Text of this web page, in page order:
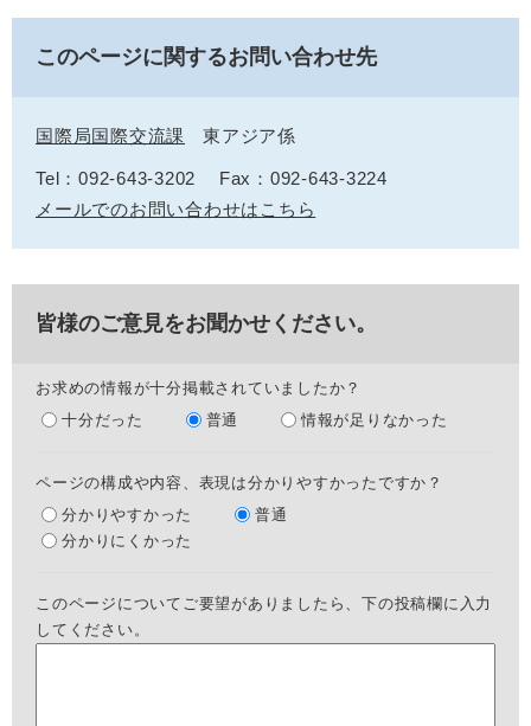
このページに関するお問い合わせ先
国際局国際交流課 東アジア係
Tel：092‐643‐3202
Fax：092-643-3224
メールでのお問い合わせはこちら
皆様のご意見をお聞かせください。
お求めの情報が十分掲載されていましたか？
十分だった
普通 情報が足りなかった
ページの構成や内容、表現は分かりやすかったですか？
分かりやすかった
普通
分かりにくかった
このページについてご要望がありましたら、下の投稿欄に入力
してください。